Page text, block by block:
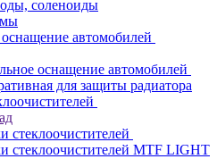
соленоиды
автомобилей
оснащение автомобилей
для защиты радиатора
стеклоочистителей
стеклоочистителей MTF LIGHT